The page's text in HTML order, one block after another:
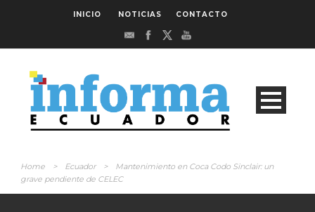
INICIO NOTICIAS CONTACTO
Home > Ecuador >
Mantenimiento en Coca Codo Sinclair: un
grave pendiente de CELEC